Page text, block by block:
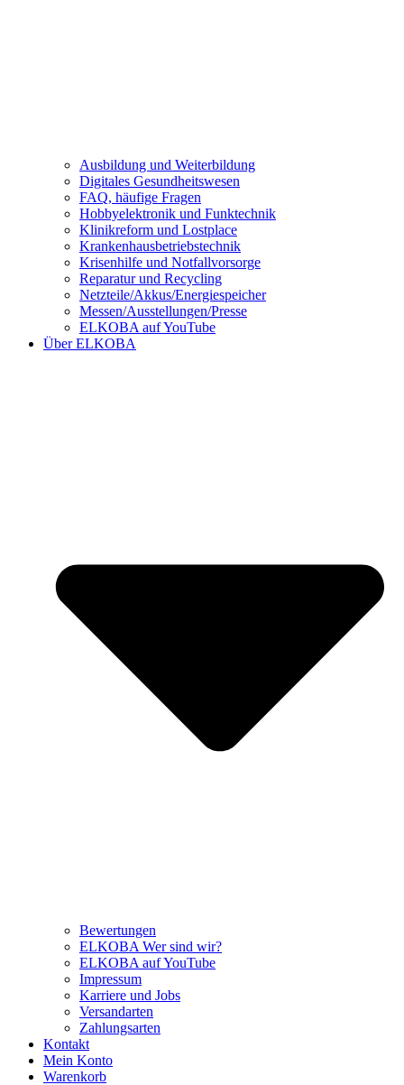
Ausbildung und Weiterbildung
Digitales Gesundheitswesen
FAQ, häufige Fragen
Hobbyelektronik und Funktechnik
Klinikreform und Lostplace
Krankenhausbetriebstechnik
Krisenhilfe und Notfallvorsorge
Reparatur und Recycling
Netzteile/Akkus/Energiespeicher
Messen/Ausstellungen/Presse
ELKOBA auf YouTube
Über ELKOBA
Bewertungen
ELKOBA Wer sind wir?
ELKOBA auf YouTube
Impressum
Karriere und Jobs
Versandarten
Zahlungsarten
Kontakt
Mein Konto
Warenkorb